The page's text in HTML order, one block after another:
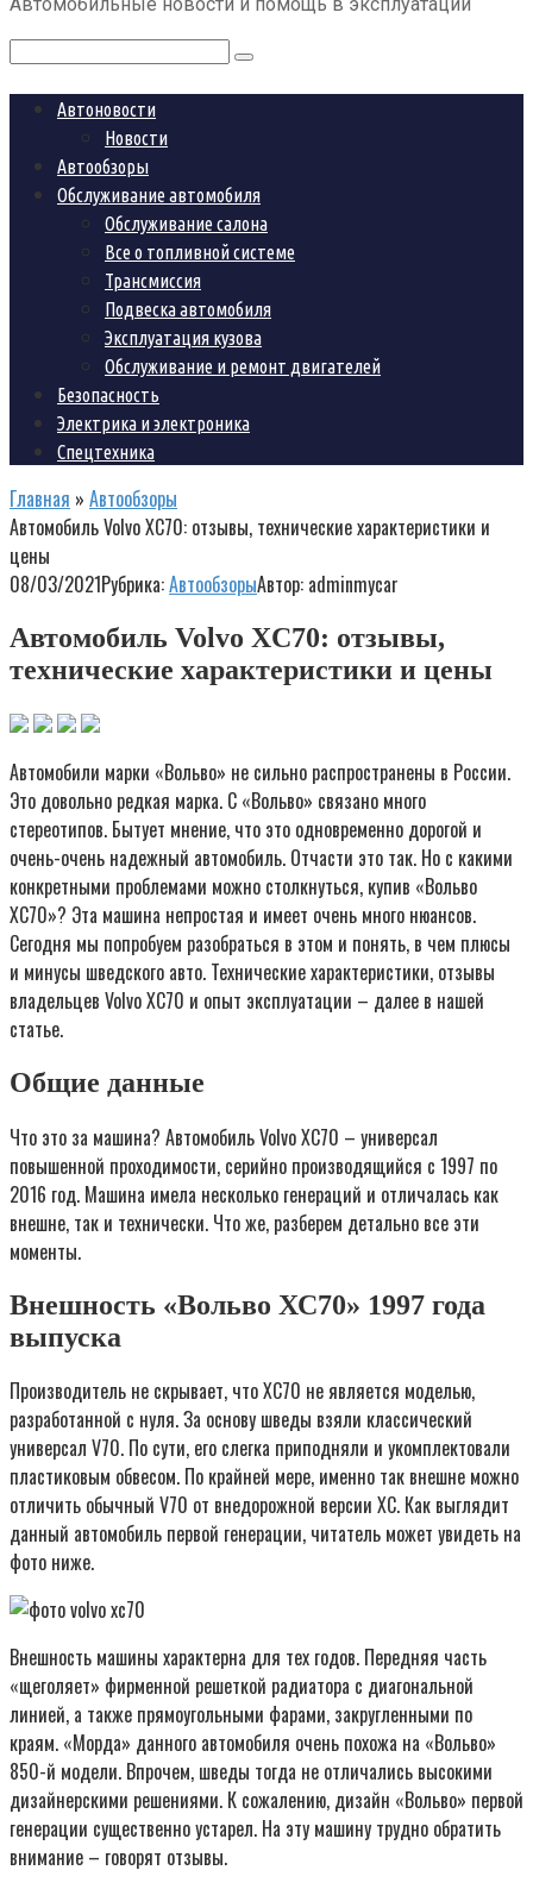
Поиск:
Автоновости
Новости
Автообзоры
Обслуживание автомобиля
Обслуживание салона
Все о топливной системе
Трансмиссия
Подвеска автомобиля
Эксплуатация кузова
Обслуживание и ремонт двигателей
Безопасность
Электрика и электроника
Спецтехника
Главная » Автообзоры
Автомобиль Volvo XC70: отзывы, технические характеристики и
цены
08/03/2021Рубрика:АвтообзорыАвтор: adminmycar
Автомобиль Volvo XC70: отзывы,
технические характеристики и цены
Автомобили марки «Вольво» не сильно распространены в России.
Это довольно редкая марка. С «Вольво» связано много
стереотипов. Бытует мнение, что это одновременно дорогой и
очень-очень надежный автомобиль. Отчасти это так. Но с какими
конкретными проблемами можно столкнуться, купив «Вольво
ХС70»? Эта машина непростая и имеет очень много нюансов.
Сегодня мы попробуем разобраться в этом и понять, в чем плюсы
и минусы шведского авто. Технические характеристики, отзывы
владельцев Volvo XC70 и опыт эксплуатации – далее в нашей
статье.
Общие данные
Что это за машина? Автомобиль Volvo XC70 – универсал
повышенной проходимости, серийно производящийся с 1997 по
2016 год. Машина имела несколько генераций и отличалась как
внешне, так и технически. Что же, разберем детально все эти
моменты.
Внешность «Вольво ХС70» 1997 года
выпуска
Производитель не скрывает, что ХС70 не является моделью,
разработанной с нуля. За основу шведы взяли классический
универсал V70. По сути, его слегка приподняли и укомплектовали
пластиковым обвесом. По крайней мере, именно так внешне можно
отличить обычный V70 от внедорожной версии ХС. Как выглядит
данный автомобиль первой генерации, читатель может увидеть на
фото ниже.
Внешность машины характерна для тех годов. Передняя часть
«щеголяет» фирменной решеткой радиатора с диагональной
линией, а также прямоугольными фарами, закругленными по
краям. «Морда» данного автомобиля очень похожа на «Вольво»
850-й модели. Впрочем, шведы тогда не отличались высокими
дизайнерскими решениями. К сожалению, дизайн «Вольво» первой
генерации существенно устарел. На эту машину трудно обратить
внимание – говорят отзывы.